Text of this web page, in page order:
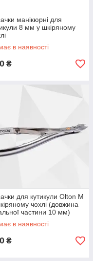
манікюрні для
8 мм у шкіряному
в наявності
₴
для кутикули Olton М
чохлі (довжина
частини 10 мм)
в наявності
₴